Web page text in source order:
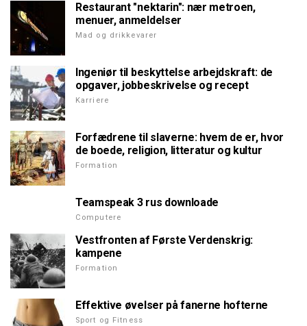
Restaurant "nektarin": nær metroen,
menuer, anmeldelser
Mad og drikkevarer
Ingeniør til beskyttelse arbejdskraft: de
opgaver, jobbeskrivelse og recept
Karriere
Forfædrene til slaverne: hvem de er, hvor
de boede, religion, litteratur og kultur
Formation
Teamspeak 3 rus downloade
Computere
Vestfronten af Første Verdenskrig:
kampene
Formation
Effektive øvelser på fanerne hofterne
Sport og Fitness